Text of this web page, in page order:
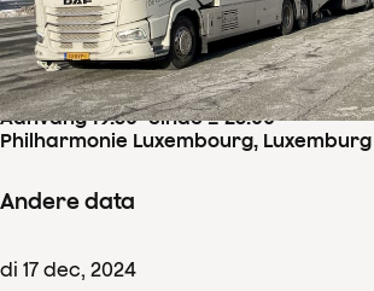
Concertdetails
ma 16 dec,2024
Aanvang 19:30–einde ± 23:00
Philharmonie Luxembourg, Luxemburg
Andere data
di 17 dec, 2024